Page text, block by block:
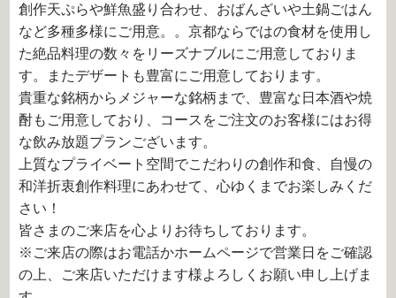
創作天ぷらや鮮魚盛り合わせ、おばんざいや土鍋ごはん
など多種多様にご用意。。京都ならではの食材を使用し
た絶品料理の数々をリーズナブルにご用意しておりま
す。またデザートも豊富にご用意しております。
貴重な銘柄からメジャーな銘柄まで、豊富な日本酒や焼
酎もご用意しており、コースをご注文のお客様にはお得
な飲み放題プランございます。
上質なプライベート空間でこだわりの創作和食、自慢の
和洋折衷創作料理にあわせて、心ゆくまでお楽しみくだ
さい！
皆さまのご来店を心よりお待ちしております。
※ご来店の際はお電話かホームページで営業日をご確認
の上、ご来店いただけます様よろしくお願い申し上げま